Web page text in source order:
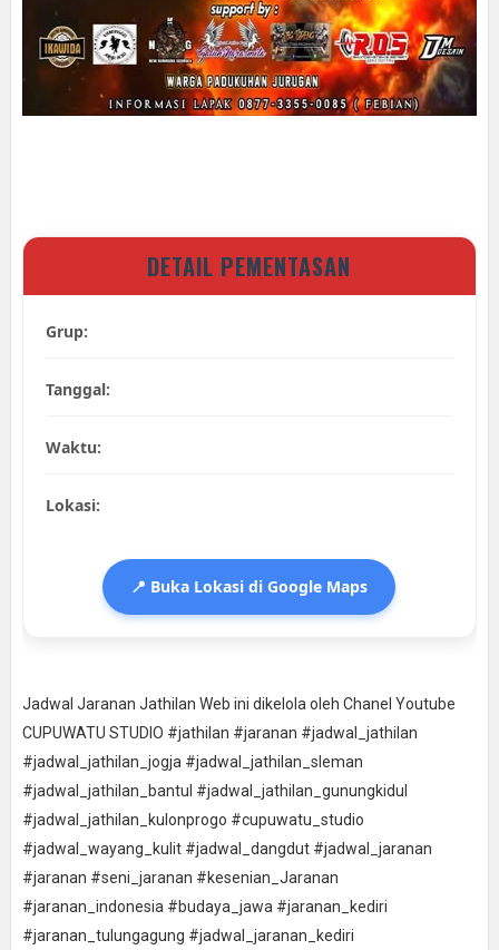
DETAIL PEMENTASAN
Grup:
Tanggal:
Waktu:
Lokasi:
📍 Buka Lokasi di Google Maps
Jadwal Jaranan Jathilan Web ini dikelola oleh Chanel Youtube
CUPUWATU STUDIO #jathilan #jaranan #jadwal_jathilan
#jadwal_jathilan_jogja #jadwal_jathilan_sleman
#jadwal_jathilan_bantul #jadwal_jathilan_gunungkidul
#jadwal_jathilan_kulonprogo #cupuwatu_studio
#jadwal_wayang_kulit #jadwal_dangdut #jadwal_jaranan
#jaranan #seni_jaranan #kesenian_Jaranan
#jaranan_indonesia #budaya_jawa #jaranan_kediri
#jaranan_tulungagung #jadwal_jaranan_kediri